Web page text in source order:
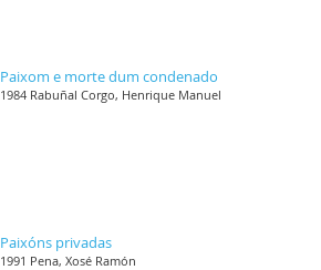
Paixom e morte dum condenado
1984 Rabuñal Corgo, Henrique Manuel
Paixóns privadas
1991 Pena, Xosé Ramón